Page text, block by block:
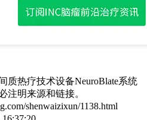
质热疗技术设备NeuroBlate系统
注明来源和链接。
shenwaizixun/1138.html